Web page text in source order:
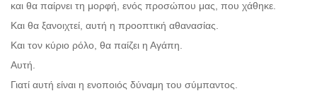
και θα παίρνει τη μορφή, ενός προσώπου μας, που χάθηκε.
Και θα ξανοιχτεί, αυτή η προοπτική αθανασίας.
Και τον κύριο ρόλο, θα παίζει η Αγάπη.
Αυτή.
Γιατί αυτή είναι η ενοποιός δύναμη του σύμπαντος.